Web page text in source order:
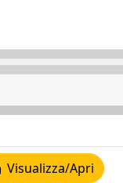
Visualizza/Apri